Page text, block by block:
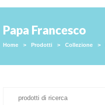
Papa Francesco
Home > Prodotti > Collezione >